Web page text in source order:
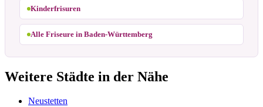
Kinderfrisuren
Alle Friseure in Baden-Württemberg
Weitere Städte in der Nähe
Neustetten